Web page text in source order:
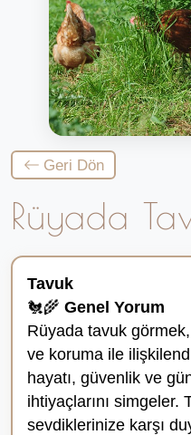
Geri Dön
Rüyada
Tavuk
🐔🌾 Genel Yorum
Rüyada tavuk
ve koruma ile
hayatı, güvenlik ve
ihtiyaçlarını simgeler.
sevdiklerinize karşı